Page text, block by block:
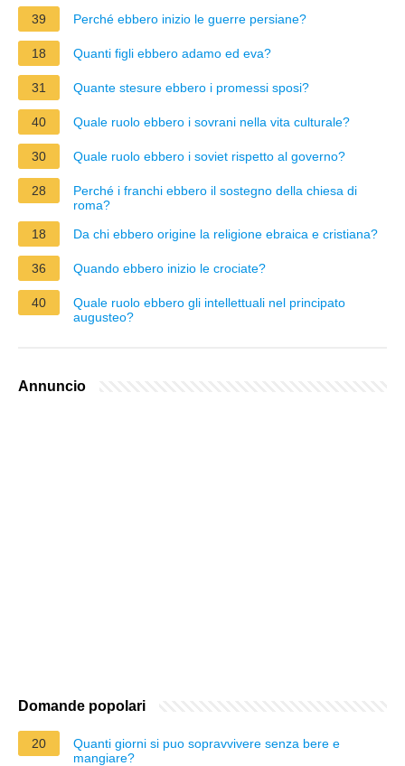
39 Perché ebbero inizio le guerre persiane?
18 Quanti figli ebbero adamo ed eva?
31 Quante stesure ebbero i promessi sposi?
40 Quale ruolo ebbero i sovrani nella vita culturale?
30 Quale ruolo ebbero i soviet rispetto al governo?
28
Perché i franchi ebbero il sostegno della chiesa di
roma?
18
Da chi ebbero origine la religione ebraica e cristiana?
36 Quando ebbero inizio le crociate?
40
Quale ruolo ebbero gli intellettuali nel principato
augusteo?
Annuncio
Domande popolari
20
Quanti giorni si puo sopravvivere senza bere e
mangiare?